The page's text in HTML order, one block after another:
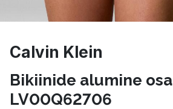
Calvin Klein
Bikiinide alumine osa
LV00Q62706